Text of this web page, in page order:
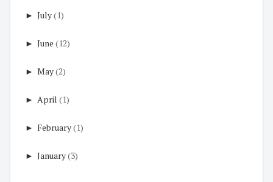
► July(1)
► June (12)
► May(2)
► April (1)
► February(1)
► January(3)